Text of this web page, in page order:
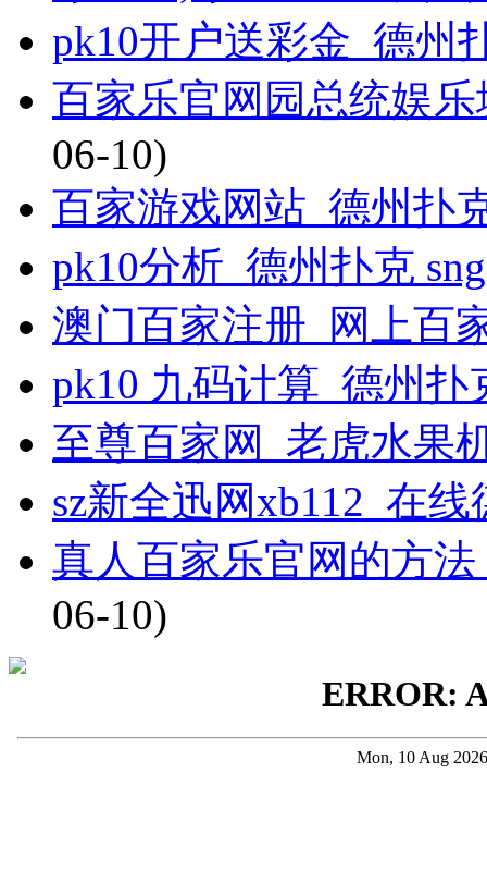
pk10开户送彩金_德州
百家乐官网园总统娱
06-10)
百家游戏网站_德州扑
pk10分析_德州扑克 sng
澳门百家注册_网上百
pk10 九码计算_德州扑
至尊百家网_老虎水果
sz新全迅网xb112_在
真人百家乐官网的方
06-10)